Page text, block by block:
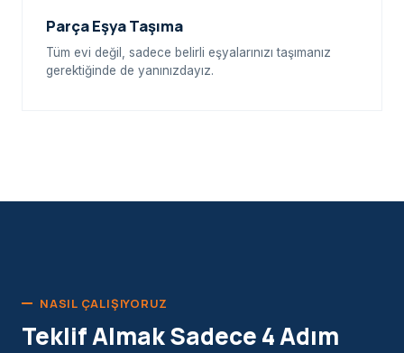
Parça Eşya Taşıma
Tüm evi değil, sadece belirli eşyalarınızı taşımanız
gerektiğinde de yanınızdayız.
NASIL ÇALIŞIYORUZ
Teklif Almak Sadece 4 Adım